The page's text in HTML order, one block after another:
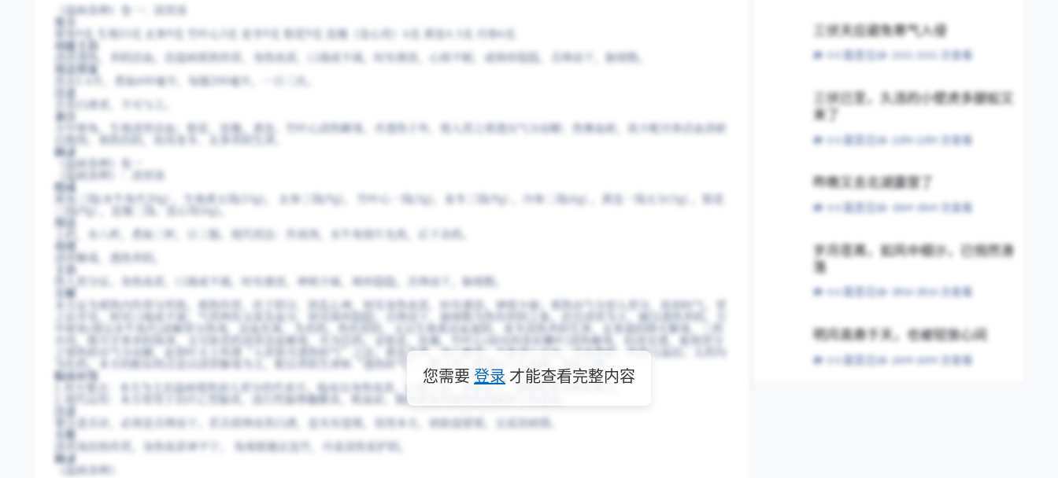
《温病条辨》卷一：清营汤
处方
犀角9克 生地15克 玄参9克 竹叶心3克 麦冬9克 银花9克 连翘（连心用）6克 黄连4.5克 丹参6克
功能主治
清营透热，养阴活血。治温病邪热传营，身热夜甚，口渴或不渴，时有谵语，心烦不眠，或斑疹隐隐，舌绛而干，脉细数。
用法用量
用水1.6升，煮取600毫升，每服200毫升，一日三次。
注意
舌苔白滑者，不可与之。
备注
方中犀角、生地清营凉血；银花、连翘、黄连、竹叶心清热解毒，并透热于外，使入营之邪透出气分而解；热壅血瘀，故少配丹参活血消瘀
以散热；邪热伤阴，故用麦冬、玄参养阴生津。
摘录
《温病条辨》卷一
《温病条辨》：清营汤
组成
犀角三钱(水牛角代30g) ，生地黄五钱(15g)， 玄参三钱(9g)， 竹叶心一钱(3g)，麦冬三钱(9g) ，丹参二钱(6g) ，黄连一钱五分(5g) ，银花
三钱(9g) ，连翘二钱、连心用(6g)。
用法
上药，水八杯，煮取三杯，日三服。现代用法：作汤剂，水牛角镑片先煎，后下余药。
功效
清营解毒，透热养阴。
主治
热人营分证。身热夜甚，口渴或不渴，时有谵语，神烦少寐，斑疹隐隐，舌绛而干，脉细数。
方解
本方证为邪热内传营分所致。邪热传营，伏于阴分，扰乱心神，则见身热夜甚，时有谵语，神烦少寐；邪热由气分初入营分，故初时气、营
之证并见，则见口渴或不渴；气营两伤又波及血分，则见斑疹隐隐；舌绛而干，脉细数为热伤营阴之象。治宜清营为主，辅以透热养阴。方
中犀角(现以水牛角代)清解营分热毒，凉血化斑，为君药。热伤营阴，又以生地黄凉血滋阴、麦冬清热养阴生津、玄参滋阴降火解毒，三药
共用，既可甘寒养阴保津，又可助君药清营凉血解毒，共为臣药。金银花、连翘、竹叶心(初出的卷状嫩叶)清热解毒，轻清宣透，能使营分
之邪热转出气分而解，此即叶天士所谓“入营犹可透热转气”之法；黄连苦寒，清心解毒；丹参清心凉血，活血散瘀，防热与血结；五药均
为佐药。本方的配伍特点是以清营解毒为主，配以养阴生津和“透热转气”，使入营之邪透出气分而解，诸症自愈。
临床应用
1.用方要点：本方为主治温病邪热初人营分的代表方。临床以身热夜甚，心烦少寐，舌绛而干，脉细数等为辨证要点。
2.现代运用：本方常用于治疗乙型脑炎、流行性脑脊髓膜炎、败血症、肠伤寒或其他热性病属营分热盛者。
注意
要注意舌诊，必须是舌绛而干。若舌质绛而苔白滑，是夹有湿邪，误用本方，则助湿留邪，且延误病情。
方歌
清营汤治热传营，身热夜甚神不宁， 角地银翘玄连竹，丹麦清热更护阴。
摘录
《温病条辨》
三伏天应避免寒气入侵
3331 次查看
三伏已至，久违的小壁虎多腿蚣又来了
三伏已至，久违的小壁虎多腿蚣又
来了
昨晚又去北湖露营了
岁月荏苒，如风中细沙，已悄然滑落
岁月荏苒，如风中细沙，已悄然滑
落
3810 次查看
明月高悬于天，也被轻放心间
您需要 登录 才能查看完整内容